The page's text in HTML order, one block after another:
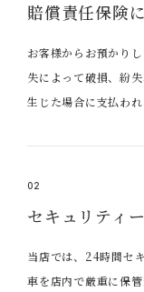
賠償責任保険
お客様からお預かり
失によって破損、紛
生じた場合に支払わ
02
セキュリティ
当店では、24時間セ
車を店内で厳重に保管